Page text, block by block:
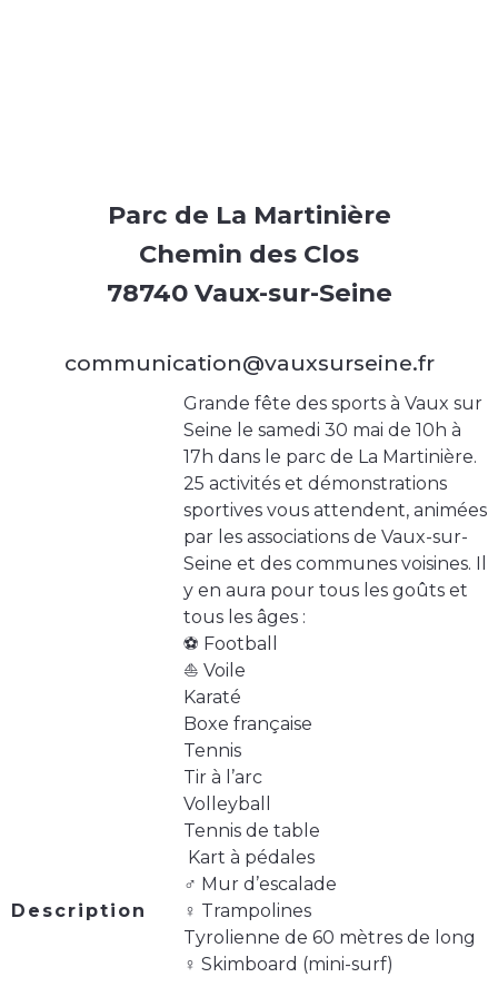
Parc de La Martinière
Chemin des Clos
78740 Vaux-sur-Seine
communication@vauxsurseine.fr
Description
Grande fête des sports à Vaux sur
Seine le samedi 30 mai de 10h à
17h dans le parc de La Martinière.
25 activités et démonstrations
sportives vous attendent, animées
par les associations de Vaux-sur-
Seine et des communes voisines. Il
y en aura pour tous les goûts et
tous les âges :
⚽️ Football
⛵️ Voile
Karaté
Boxe française
Tennis
Tir à l’arc
Volleyball
Tennis de table
️ Kart à pédales
‍♂️ Mur d’escalade
‍♀️ Trampolines
Tyrolienne de 60 mètres de long
‍♀️ Skimboard (mini-surf)